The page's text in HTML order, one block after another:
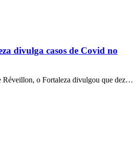
divulga casos de Covid no
Réveillon, o Fortaleza divulgou que dez…